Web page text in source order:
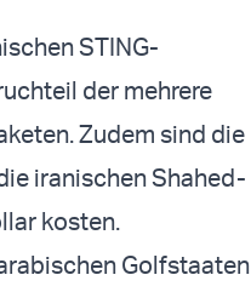
STING-
der mehrere
Zudem sind die
iranischen Shahed-
kosten.
Golfstaaten